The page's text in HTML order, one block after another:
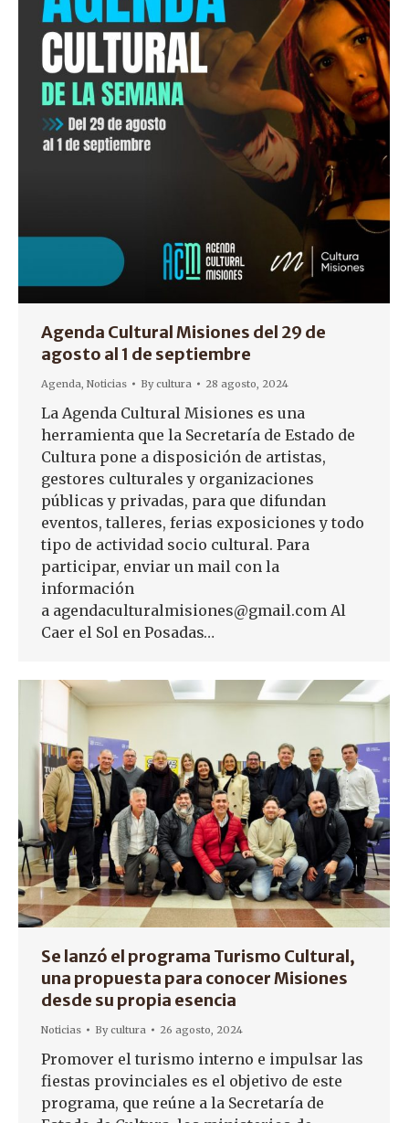
Agenda Cultural Misiones del 29 de
agosto al 1 de septiembre
Agenda, Noticias Bycultura 28 agosto, 2024
La Agenda Cultural Misiones es una
herramienta que la Secretaría de Estado de
Cultura pone a disposición de artistas,
gestores culturales y organizaciones
públicas y privadas, para que difundan
eventos, talleres, ferias exposiciones y todo
tipo de actividad socio cultural. Para
participar, enviar un mail con la
información
a agendaculturalmisiones@gmail.com Al
Caer el Sol en Posadas…
Se lanzó el programa Turismo Cultural,
una propuesta para conocer Misiones
desde su propia esencia
Noticias Bycultura 26 agosto, 2024
Promover el turismo interno e impulsar las
fiestas provinciales es el objetivo de este
programa, que reúne a la Secretaría de